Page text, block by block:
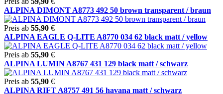
ALPINA DIMONT A8773 492 50 brown transparent / braun
Preis ab 55,90 €
ALPINA EAGLE Q-LITE A8770 034 62 black matt / yellow
Preis ab 55,90 €
ALPINA LUMIN A8767 431 129 black matt / schwarz
Preis ab 55,90 €
ALPINA RIFT A8757 491 56 havana matt / schwarz